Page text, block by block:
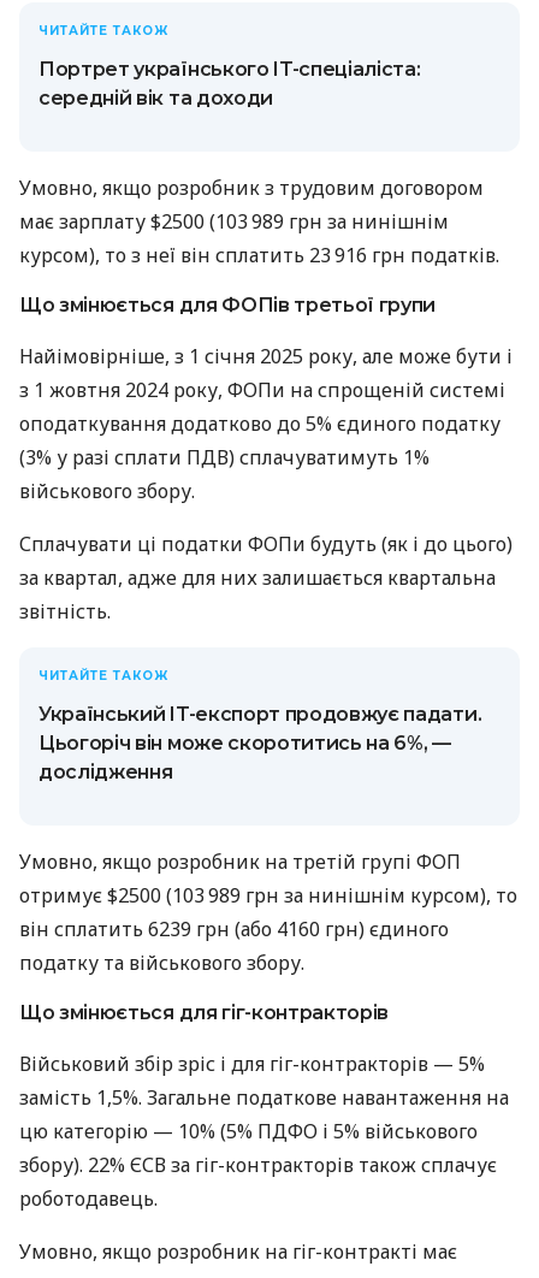
ЧИТАЙТЕ ТАКОЖ
Портрет українського IT-спеціаліста:
середній вік та доходи
Умовно, якщо розробник з трудовим договором
має зарплату $2500 (103 989 грн за нинішнім
курсом), то з неї він сплатить 23 916 грн податків.
Що змінюється для ФОПів третьої групи
Найімовірніше, з 1 січня 2025 року, але може бути і
з 1 жовтня 2024 року, ФОПи на спрощеній системі
оподаткування додатково до 5% єдиного податку
(3% у разі сплати ПДВ) сплачуватимуть 1%
військового збору.
Сплачувати ці податки ФОПи будуть (як і до цього)
за квартал, адже для них залишається квартальна
звітність.
ЧИТАЙТЕ ТАКОЖ
Український IT-експорт продовжує падати.
Цьогоріч він може скоротитись на 6%, —
дослідження
Умовно, якщо розробник на третій групі ФОП
отримує $2500 (103 989 грн за нинішнім курсом), то
він сплатить 6239 грн (або 4160 грн) єдиного
податку та військового збору.
Що змінюється для гіг-контракторів
Військовий збір зріс і для гіг-контракторів — 5%
замість 1,5%. Загальне податкове навантаження на
цю категорію — 10% (5% ПДФО і 5% військового
збору). 22% ЄСВ за гіг-контракторів також сплачує
роботодавець.
Умовно, якщо розробник на гіг-контракті має